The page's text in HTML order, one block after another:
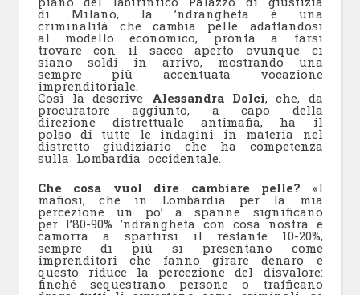
di Milano, la ’ndrangheta è una
criminalità che cambia pelle adattandosi
al modello economico, pronta a farsi
trovare con il sacco aperto ovunque ci
siano soldi in arrivo, mostrando una
sempre più accentuata vocazione
imprenditoriale.
Così la descrive Alessandra Dolci, che, da
procuratore aggiunto, a capo della
direzione distrettuale antimafia, ha il
polso di tutte le indagini in materia nel
distretto giudiziario che ha competenza
sulla Lombardia occidentale.
Che cosa vuol dire cambiare pelle? «I
mafiosi, che in Lombardia per la mia
percezione un po’ a spanne significano
per l’80-90% ’ndrangheta con cosa nostra e
camorra a spartirsi il restante 10-20%,
sempre di più si presentano come
imprenditori che fanno girare denaro e
questo riduce la percezione del disvalore:
finché sequestrano persone o trafficano